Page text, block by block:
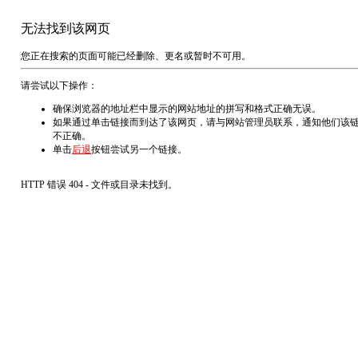
无法找到该网页
您正在搜索的页面可能已经删除、更名或暂时不可用。
请尝试以下操作：
确保浏览器的地址栏中显示的网站地址的拼写和格式正确无误。
如果通过单击链接而到达了该网页，请与网站管理员联系，通知他们该
不正确。
单击后退按钮尝试另一个链接。
HTTP 错误 404 - 文件或目录未找到。